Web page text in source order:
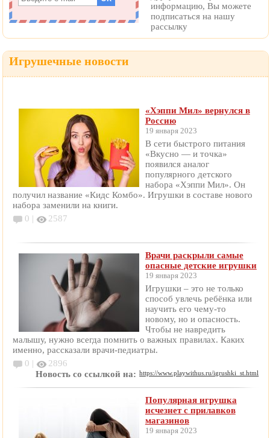
информацию, Вы можете
подписаться на нашу
рассылку
Игрушечные новости
«Хэппи Мил» вернулся в
Россию
19 января 2023
В сети быстрого питания
«Вкусно — и точка»
появился аналог
популярного детского
набора «Хэппи Мил». Он
получил название «Кидс Комбо». Игрушки в составе нового
набора заменили на книги.
0 |
2587
Врачи раскрыли самые
опасные детские игрушки
19 января 2023
Игрушки – это не только
способ увлечь ребёнка или
научить его чему-то
новому, но и опасность.
Чтобы не навредить
малышу, нужно всегда помнить о важных правилах. Каких
именно, рассказали врачи-педиатры.
0 |
2896
Новость со ссылкой на: https://www.playwithus.ru/igrushki_st.html
Популярная игрушка
исчезнет с прилавков
магазинов
19 января 2023